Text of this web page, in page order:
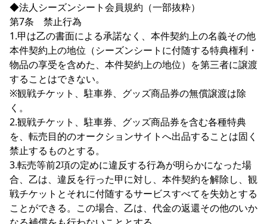
◆法人シーズンシート会員規約（一部抜粋）
第7条　禁止行為
1.甲は乙の書面による承諾なく、本件契約上の名義その他
本件契約上の地位（シーズンシートに付随する特典権利・
物品の享受を含めた、本件契約上の地位）を第三者に譲渡
することはできない。
※観戦チケット、駐車券、グッズ商品券の無償譲渡は除
く。
2.観戦チケット、駐車券、グッズ商品券を含む各種特典
を、転売目的のオークションサイトへ出品することは固く
禁止するものとする。
3.転売等前2項の定めに違反する行為が明らかになった場
合、乙は、違反を行った甲に対し、本件契約を解除し、観
戦チケットとそれに付随するサービスすべてを失効とする
ことができる。この場合、乙は、代金の返還その他のいか